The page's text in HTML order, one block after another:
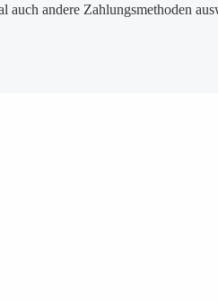
andere Zahlungsmethoden